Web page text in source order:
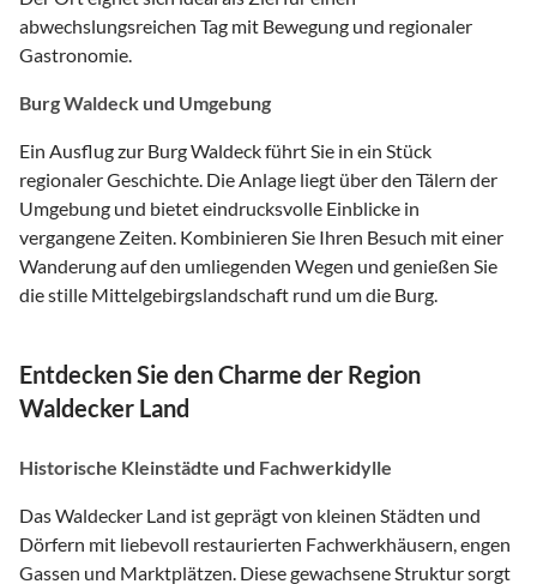
abwechslungsreichen Tag mit Bewegung und regionaler
Gastronomie.
Burg Waldeck und Umgebung
Ein Ausflug zur Burg Waldeck führt Sie in ein Stück
regionaler Geschichte. Die Anlage liegt über den Tälern der
Umgebung und bietet eindrucksvolle Einblicke in
vergangene Zeiten. Kombinieren Sie Ihren Besuch mit einer
Wanderung auf den umliegenden Wegen und genießen Sie
die stille Mittelgebirgslandschaft rund um die Burg.
Entdecken Sie den Charme der Region
Waldecker Land
Historische Kleinstädte und Fachwerkidylle
Das Waldecker Land ist geprägt von kleinen Städten und
Dörfern mit liebevoll restaurierten Fachwerkhäusern, engen
Gassen und Marktplätzen. Diese gewachsene Struktur sorgt